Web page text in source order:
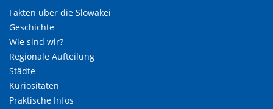
Fakten über die Slowakei
Geschichte
Wie sind wir?
Regionale Aufteilung
Städte
Kuriositäten
Praktische Infos